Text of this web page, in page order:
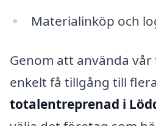
Materialinköp och
Genom att använda
enkelt få tillgång till
totalentreprenad i